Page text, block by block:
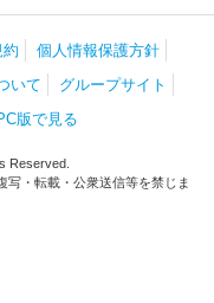
個人情報保護方針
いて
グループサイト
版で見る
Reserved.
写・転載・公衆送信等を禁じま